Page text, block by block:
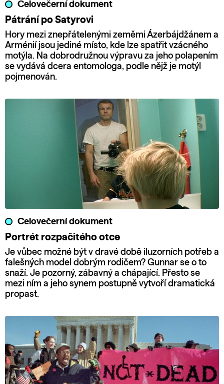
Celovečerní dokument
Pátrání po Satyrovi
Hory mezi znepřátelenými zeměmi Ázerbájdžánem a
Arménií jsou jediné místo, kde lze spatřit vzácného
motýla. Na dobrodružnou výpravu za jeho polapením
se vydává dcera entomologa, podle nějž je motýl
pojmenován.
Celovečerní dokument
Portrét rozpačitého otce
Je vůbec možné být v dravé době iluzorních potřeb a
falešných model dobrým rodičem? Gunnar se o to
snaží. Je pozorný, zábavný a chápající. Přesto se
mezi ním a jeho synem postupně vytvoří dramatická
propast.